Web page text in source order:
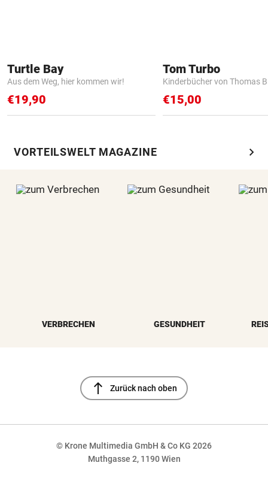
Turtle Bay
Aus dem Weg, hier kommen wir!
€19,90
Tom Turbo
Kinderbücher von Thomas
€15,00
VORTEILSWELT MAGAZINE chevron_right
VERBRECHEN GESUNDHEIT
north Zurück nach oben
© Krone Multimedia GmbH & Co KG 2026
Muthgasse 2, 1190 Wien